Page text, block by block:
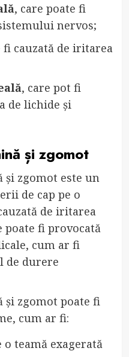
, care poate fi
nervos;
fi cauzată de iritarea
, care pot fi
de lichide și
și zgomot
zgomot este un
de cap pe o
de iritarea
fi provocată
cum ar fi
de durere
zgomot poate fi
cum ar fi:
o teamă exagerată